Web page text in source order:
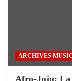
ARCHIVES